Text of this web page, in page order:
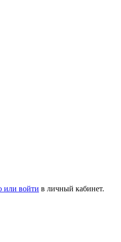
или войти в личный кабинет.